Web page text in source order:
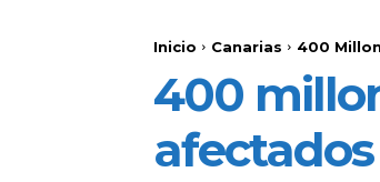
Inicio Canarias 400
400